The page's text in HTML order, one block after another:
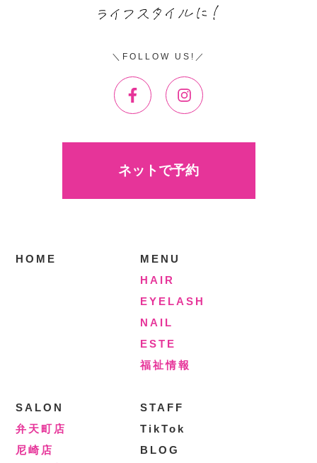
FOLLOW US!
ネットで予約
HOME
MENU
HAIR
EYELASH
NAIL
ESTE
福祉情報
SALON
弁天町店
尼崎店
STAFF
TikTok
BLOG